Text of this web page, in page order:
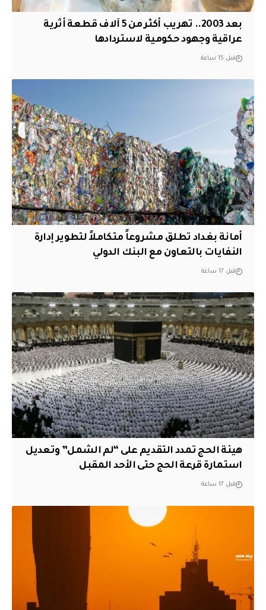
بعد 2003.. تهريب أكثر من 5 آلاف قطعة أثرية
عراقية وجهود حكومية لاستردادها
قبل 15 ساعة
أمانة بغداد تطلق مشروعاً متكاملاً لتطوير إدارة
النفايات بالتعاون مع البنك الدولي
قبل 17 ساعة
هيئة الحج تمدد التقديم على “لم الشمل” وتعديل
استمارة قرعة الحج حتى الأحد المقبل
قبل 17 ساعة